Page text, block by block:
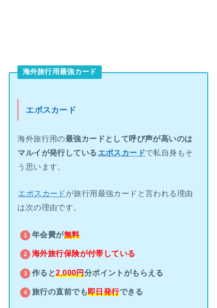
海外旅行用最強カード
エポスカード
海外旅行用の最強カードとして呼び声が高いのは
マルイが発行している エポスカードで私自身もそ
う思います。
エポスカード が旅行用最強カードと言われる理由
は次の理由です。
年会費が無料
海外旅行保険が付帯している
作ると2,000円分ポイントがもらえる
旅行の直前でも即日発行できる